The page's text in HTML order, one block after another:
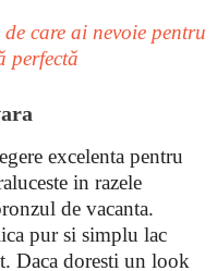
care ai nevoie pentru
perfectă
excelenta pentru
in razele
de vacanta.
pur si simplu lac
Daca doresti un look